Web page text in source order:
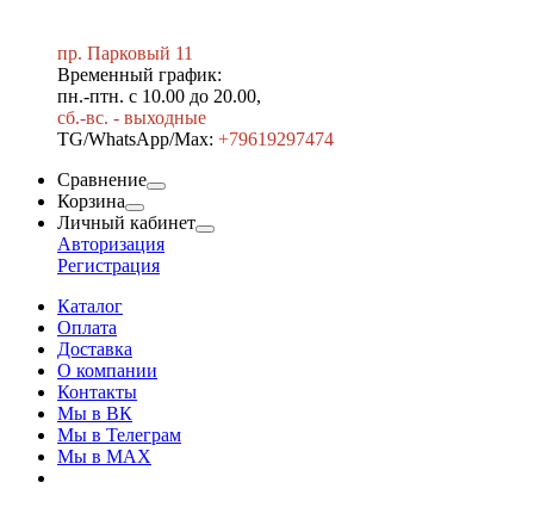
пр. Парковый 11
Временный график:
пн.-птн. с 10.00 до 20.00,
сб.-вс. - выходные
TG/WhatsApp/Max: +79619297474
Сравнение
Корзина
Личный кабинет
Авторизация
Регистрация
Каталог
Оплата
Доставка
О компании
Контакты
Мы в ВК
Мы в Телеграм
Мы в МAX